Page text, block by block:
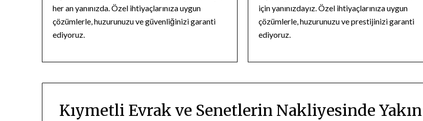
her an yanınızda. Özel ihtiyaçlarınıza uygun
çözümlerle, huzurunuzu ve güvenliğinizi garanti
ediyoruz.
için yanınızdayız. Özel ihtiyaçlarınıza uygun
çözümlerle, huzurunuzu ve prestijinizi garanti
ediyoruz.
Kıymetli Evrak ve Senetlerin Nakliyesinde Yakın